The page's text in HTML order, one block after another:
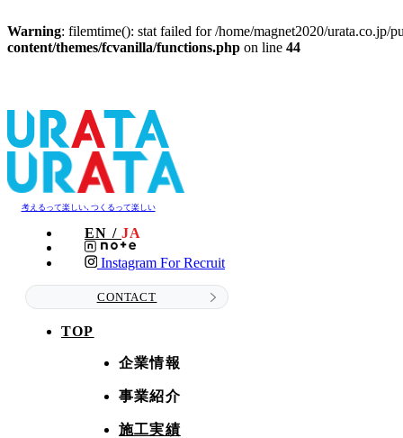
Warning: filemtime(): stat failed for /home/magnet2020/urata.co.jp/
content/themes/fcvanilla/functions.php on line 44
考えるって楽しい､つくるって楽しい
EN / JA
Instagram For Recruit
CONTACT
TOP
企業情報
事業紹介
施工実績